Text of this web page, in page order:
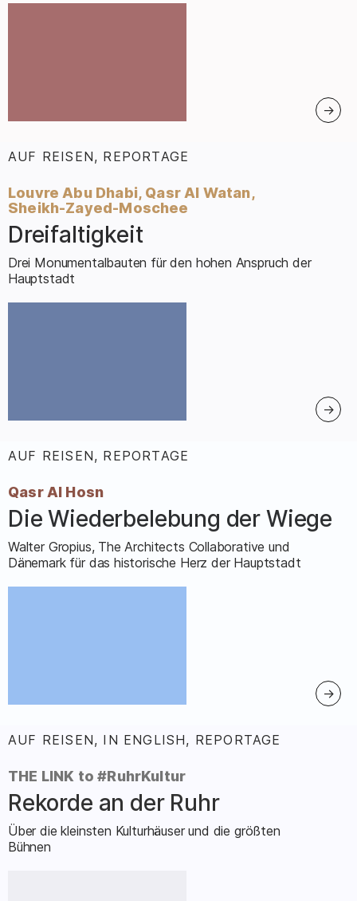
AUF REISEN, REPORTAGE
Louvre Abu Dhabi, Qasr Al Watan,
Sheikh-Zayed-Moschee
–
Dreifaltigkeit
Drei Monumentalbauten für den hohen Anspruch der
Hauptstadt
AUF REISEN, REPORTAGE
Qasr Al Hosn
–
Die Wiederbelebung der Wiege
Walter Gropius, The Architects Collaborative und
Dänemark für das historische Herz der Hauptstadt
AUF REISEN, IN ENGLISH, REPORTAGE
THE LINK to #RuhrKultur
–
Rekorde an der Ruhr
Über die kleinsten Kulturhäuser und die größten
Bühnen